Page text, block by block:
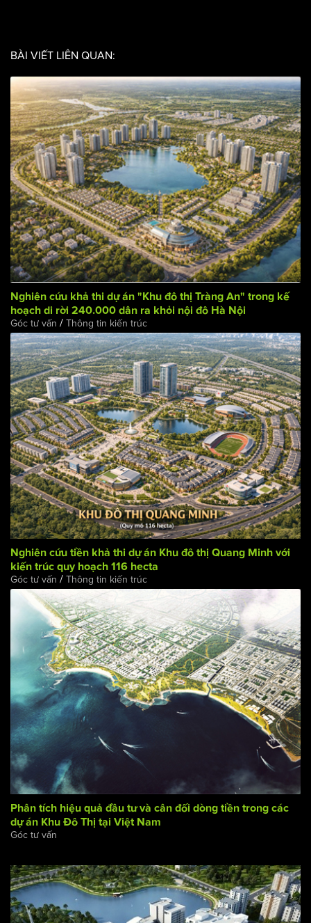
BÀI VIẾT LIÊN QUAN:
Nghiên cứu khả thi dự án "Khu đô thị Tràng An" trong kế
hoạch di rời 240.000 dân ra khỏi nội đô Hà Nội
Góc tư vấn/Thông tin kiến trúc
Nghiên cứu tiền khả thi dự án Khu đô thị Quang Minh với
kiến trúc quy hoạch 116 hecta
Góc tư vấn/Thông tin kiến trúc
dự án Khu Đô Thị tại Việt Nam
Góc tư vấn